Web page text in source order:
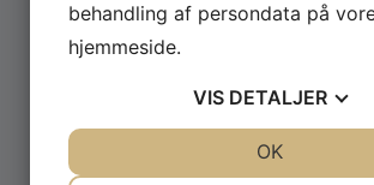
Postnummer
behandling af persondata på
hjemmeside.
VIS DETALJER
OK